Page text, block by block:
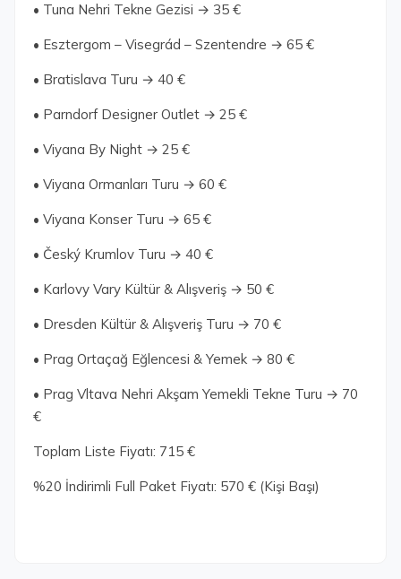
• Tuna Nehri Tekne Gezisi → 35 €
• Esztergom – Visegrád – Szentendre → 65 €
• Bratislava Turu → 40 €
• Parndorf Designer Outlet → 25 €
• Viyana By Night → 25 €
• Viyana Ormanları Turu → 60 €
• Viyana Konser Turu → 65 €
• Český Krumlov Turu → 40 €
• Karlovy Vary Kültür & Alışveriş → 50 €
• Dresden Kültür & Alışveriş Turu → 70 €
• Prag Ortaçağ Eğlencesi & Yemek → 80 €
• Prag Vltava Nehri Akşam Yemekli Tekne Turu → 70
€
Toplam Liste Fiyatı: 715 €
%20 İndirimli Full Paket Fiyatı: 570 € (Kişi Başı)